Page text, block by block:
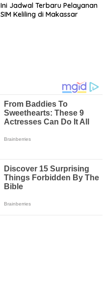
Ini Jadwal Terbaru Pelayanan
SIM Keliling di Makassar